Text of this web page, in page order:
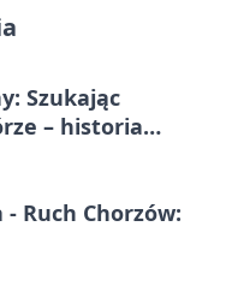
Szukając
– historia
Ruch Chorzów: